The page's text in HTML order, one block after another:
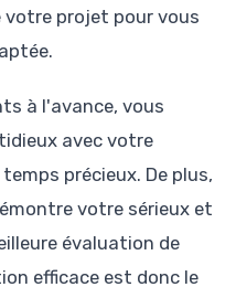
projet pour vous
à l'avance, vous
avec votre
précieux. De plus,
votre sérieux et
évaluation de
efficace est donc le